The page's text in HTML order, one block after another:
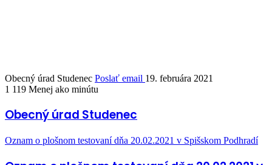
Obecný úrad Studenec Poslať email 19. februára 2021
1 119 Menej ako minútu
Obecný úrad Studenec
Oznam o plošnom testovaní dňa 20.02.2021 v Spišskom Podhradí